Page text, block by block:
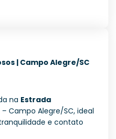
| Campo Alegre/SC
na Estrada
Campo Alegre/SC, ideal
e contato